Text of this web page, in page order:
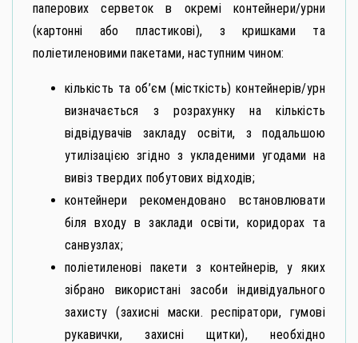
паперових серветок в окремі контейнери/урни
(картонні або пластикові), з кришками та
поліетиленовими пакетами, наступним чином:
кількість та об’єм (місткість) контейнерів/урн
визначається з розрахунку на кількість
відвідувачів закладу освіти, з подальшою
утилізацією згідно з укладеними угодами на
вивіз твердих побутових відходів;
контейнери рекомендовано встановлювати
біля входу в заклади освіти, коридорах та
санвузлах;
поліетиленові пакети з контейнерів, у яких
зібрано використані засоби індивідуального
захисту (захисні маски. респіратори, гумові
рукавички, захисні щитки), необхідно